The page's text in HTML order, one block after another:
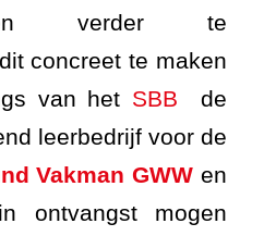
verder te
concreet te maken
van het SBB
de
leerbedrijf voor de
Vakman GWW en
ontvangst mogen